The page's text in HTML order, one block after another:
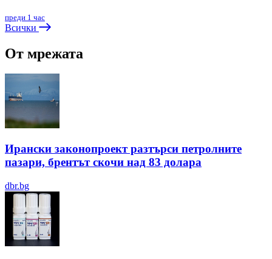
преди 1 час
Всички
От мрежата
Ирански законопроект разтърси петролните
пазари, брентът скочи над 83 долара
dbr.bg